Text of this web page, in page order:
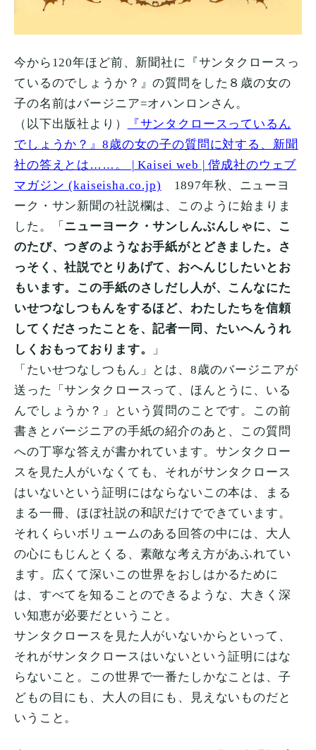
今から 120年ほど前、新聞社に『サンタクロースっ
ているのでしょうか？』の質問をした８歳の女の
子の名前はバージニア=オハンロンさん。
（以下出版社より）
『サンタクロースっているん
でしょうか？』 8歳の女の子の質問に対する、新聞
社の答えとは……。 | Kaisei web |偕成社のウェブ
マガジン(kaiseisha.co.jp) 1897年秋、ニューヨ
ーク・サン新聞の社説欄は、このように始まりま
した。「 ニューヨーク・サンしんぶんしゃに、こ
のたび、つぎのようなお手紙がとどきました。さ
っそく、社説でとりあげて、おへんじしたいとお
もいます。この手紙のさしだし人が、こんなにた
いせつなしつもんをするほど、わたしたちを信頼
してくださったことを、記者一同、たいへんうれ
しくおもっております。
」
「たいせつなしつもん」とは、 8歳のバージニアが
送った「サンタクロースって、ほんとうに、いる
んでしょうか？」という質問のことです。この前
書きとバージニアの手紙の紹介のあと、この質問
への丁寧な答えが書かれています。サンタクロー
スを見た人がいなくても、それがサンタクロース
はいないという証明にはならないこの本は、まる
まる一冊、ほぼ社説の和訳だけでできています。
それくらいボリュームのある回答の中には、大人
の心にもじんとくる、素敵な考え方があふれてい
ます。広くて深いこの世界をおしはかるために
は、すべてを知ることのできるような、大きく深
い知恵が必要だということ。
サンタクロースを見た人がいないからといって、
それがサンタクロースはいないという証明にはな
らないこと。この世界で一番たしかなことは、子
どもの目にも、大人の目にも、見えないものだと
いうこと。